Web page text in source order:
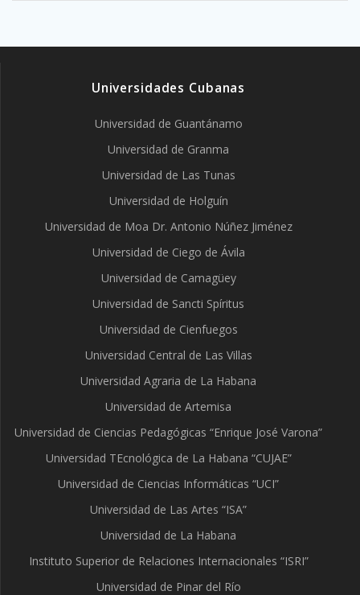
Universidades Cubanas
Universidad de Guantánamo
Universidad de Granma
Universidad de Las Tunas
Universidad de Holguín
Universidad de Moa Dr. Antonio Núñez Jiménez
Universidad de Ciego de Ávila
Universidad de Camagüey
Universidad de Sancti Spíritus
Universidad de Cienfuegos
Universidad Central de Las Villas
Universidad Agraria de La Habana
Universidad de Artemisa
Universidad de Ciencias Pedagógicas “Enrique José Varona”
Universidad TEcnológica de La Habana “CUJAE”
Universidad de Ciencias Informáticas “UCI”
Universidad de Las Artes “ISA”
Universidad de La Habana
Instituto Superior de Relaciones Internacionales “ISRI”
Universidad de Pinar del Río